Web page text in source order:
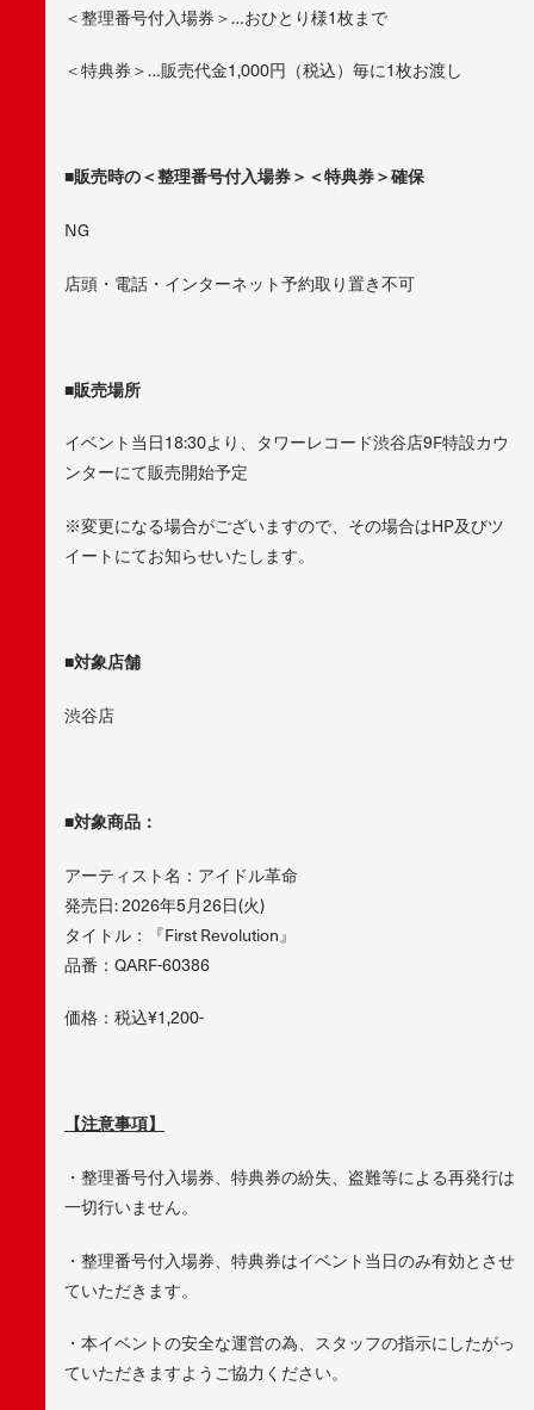
＜整理番号付入場券＞…おひとり様1枚まで
＜特典券＞…販売代金1,000円（税込）毎に1枚お渡し
■販売時の＜整理番号付入場券＞＜特典券＞確保
NG
店頭・電話・インターネット予約取り置き不可
■販売場所
イベント当日18:30より、タワーレコード渋谷店9F特設カウ
ンターにて販売開始予定
※変更になる場合がございますので、その場合はHP及びツ
イートにてお知らせいたします。
■対象店舗
渋谷店
■対象商品：
アーティスト名：アイドル革命
発売日: 2026年5月26日(火)
タイトル：『First Revolution』
品番：QARF-60386
価格：税込¥1,200-
【注意事項】
・整理番号付入場券、特典券の紛失、盗難等による再発行は
一切行いません。
・整理番号付入場券、特典券はイベント当日のみ有効とさせ
ていただきます。
・本イベントの安全な運営の為、スタッフの指示にしたがっ
ていただきますようご協力ください。